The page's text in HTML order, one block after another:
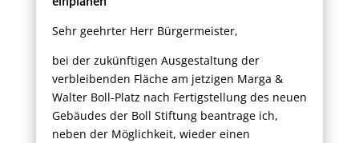
Sehr geehrter Herr Bürgermeister,
bei der zukünftigen Ausgestaltung der
verbleibenden Fläche am jetzigen Marga &
Walter Boll-Platz nach Fertigstellung des neuen
Gebäudes der Boll Stiftung beantrage ich,
neben der Möglichkeit, wieder einen